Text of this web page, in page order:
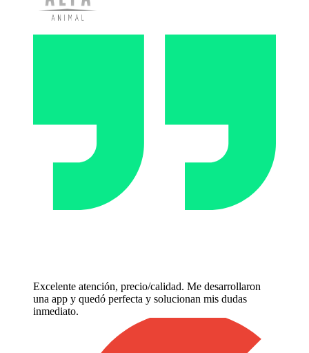
Excelente atención, precio/calidad. Me desarrollaron
una app y quedó perfecta y solucionan mis dudas
inmediato.